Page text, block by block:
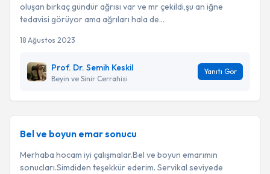
oluşan birkaç gündür ağrısı var ve mr çekildi,şu an iğne
tedavisi görüyor ama ağrıları hala de...
18 Ağustos 2023
Prof. Dr. Semih Keskil
Beyin ve Sinir Cerrahisi
Yanıtı Gör
Bel ve boyun emar sonucu
Merhaba hocam iyi çalışmalar.Bel ve boyun emarımın
sonucları.Simdiden teşekkür ederim. Servikal seviyede